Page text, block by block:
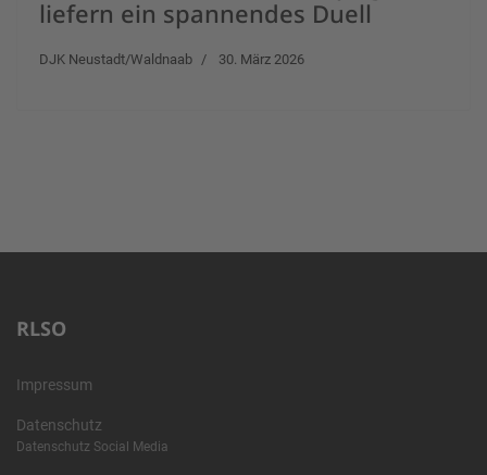
liefern ein spannendes Duell
DJK Neustadt/Waldnaab 30. März 2026
RLSO
Impressum
Datenschutz
Datenschutz Social Media